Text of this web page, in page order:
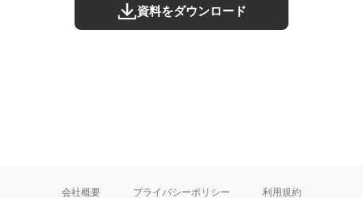
資料をダウンロード
会社概要 プライバシーポリシー 利用規約